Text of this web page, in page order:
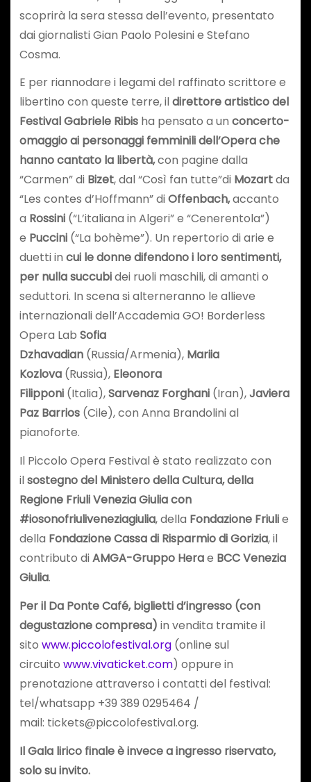
scoprirà la sera stessa dell’evento, presentato
dai giornalisti Gian Paolo Polesini e Stefano
Cosma.
E per riannodare i legami del raffinato scrittore e
libertino con queste terre, ildirettore artistico del
Festival Gabriele Ribis ha pensato a un concerto-
omaggio ai personaggi femminili dell’Opera che
hanno cantato la libertà,con pagine dalla
“Carmen” di Bizet, dal “Così fan tutte”di Mozartda
“Les contes d’Hoffmann” diOffenbach,accanto
a Rossini (“L’italiana in Algeri” e “Cenerentola”)
e Puccini(“La bohème”). Un repertorio di arie e
duetti in cui le donne difendono i loro sentimenti,
per nulla succubidei ruoli maschili, di amanti o
seduttori. In scena si alterneranno le allieve
internazionali dell’Accademia GO! Borderless
Opera Lab Sofia
Dzhavadian (Russia/Armenia),Mariia
Kozlova (Russia),Eleonora
Filipponi (Italia),Sarvenaz Forghani (Iran),Javiera
Paz Barrios(Cile), con Anna Brandolini al
pianoforte.
Il Piccolo Opera Festival è stato realizzato con
ilsostegno del Ministero della Cultura, della
Regione Friuli Venezia Giulia con
#iosonofriuliveneziagiulia, della Fondazione Friulie
della Fondazione Cassa di Risparmio di Gorizia, il
contributo diAMGA-Gruppo Herae BCC Venezia
Giulia.
Per il Da Ponte Café, biglietti d’ingresso (con
degustazione compresa) in vendita tramite il
sito www.piccolofestival.org(online sul
circuito www.vivaticket.com) oppure in
prenotazione attraverso i contatti del festival:
tel/whatsapp +39 389 0295464 /
mail: tickets@piccolofestival.org.
Il Gala lirico finale è invece a ingresso riservato,
solo su invito.